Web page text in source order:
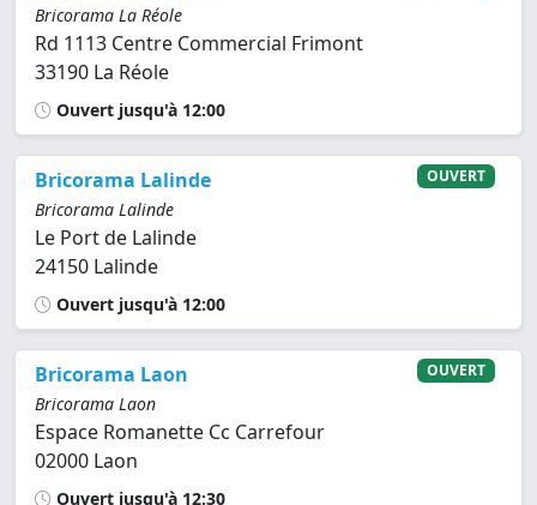
Bricorama La Réole
Rd 1113 Centre Commercial Frimont
33190 La Réole
Ouvert jusqu'à 12:00
Bricorama Lalinde
Bricorama Lalinde
Le Port de Lalinde
24150 Lalinde
OUVERT
Ouvert jusqu'à 12:00
Bricorama Laon
Bricorama Laon
Espace Romanette Cc Carrefour
02000 Laon
OUVERT
Ouvert jusqu'à 12:30